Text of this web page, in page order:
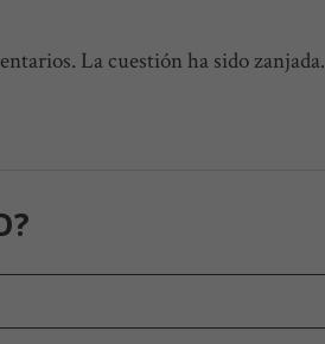
La cuestión ha sido zanjada.